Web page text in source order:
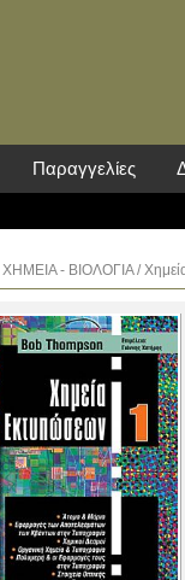
Παραγγελίες
ΧΗΜΕΙΑ - ΒΙΟΛΟΓΙΑ/